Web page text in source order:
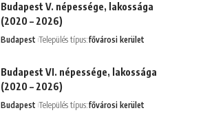
Budapest V. népessége, lakossága
(2020 – 2026)
Budapest Település típus:fővárosi kerület
Budapest VI. népessége, lakossága
(2020 – 2026)
Budapest Település típus:fővárosi kerület